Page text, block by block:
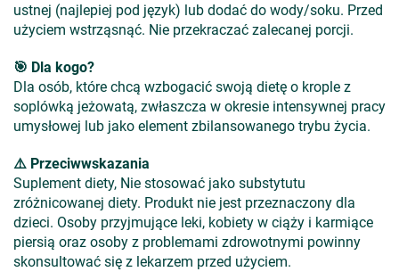
ustnej (najlepiej pod język) lub dodać do wody/soku. Przed
użyciem wstrząsnąć. Nie przekraczać zalecanej porcji.
🎯 Dla kogo?
Dla osób, które chcą wzbogacić swoją dietę o krople z
soplówką jeżowatą, zwłaszcza w okresie intensywnej pracy
umysłowej lub jako element zbilansowanego trybu życia.
⚠️ Przeciwwskazania
Suplement diety, Nie stosować jako substytutu
zróżnicowanej diety. Produkt nie jest przeznaczony dla
dzieci. Osoby przyjmujące leki, kobiety w ciąży i karmiące
piersią oraz osoby z problemami zdrowotnymi powinny
skonsultować się z lekarzem przed użyciem.